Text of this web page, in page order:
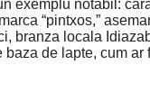
exemplu notabil:
“pintxos,”
branza locala
de lapte, cum